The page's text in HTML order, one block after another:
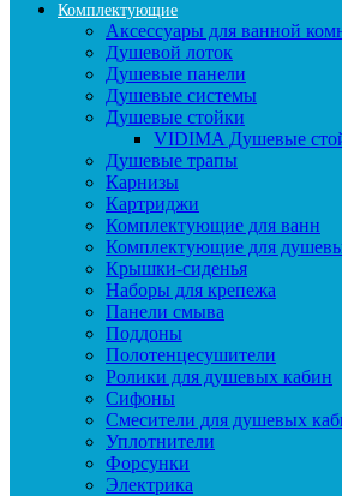
Комплектующие
Аксессуары для ванной
Душевой лоток
Душевые панели
Душевые системы
Душевые стойки
VIDIMA Душевые
Душевые трапы
Карнизы
Картриджи
Комплектующие для ванн
Комплектующие для
Крышки-сиденья
Наборы для крепежа
Панели смыва
Поддоны
Полотенцесушители
Ролики для душевых кабин
Сифоны
Смесители для душевых
Уплотнители
Форсунки
Электрика